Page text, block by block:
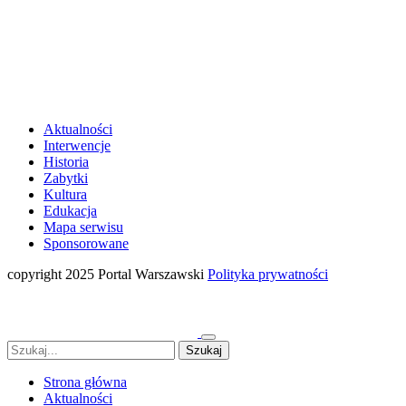
Aktualności
Interwencje
Historia
Zabytki
Kultura
Edukacja
Mapa serwisu
Sponsorowane
copyright 2025 Portal Warszawski Polityka prywatności
Strona główna
Aktualności